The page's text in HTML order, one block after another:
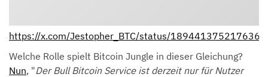
https://x.com/Jestopher_BTC/status/
Welche Rolle spielt Bitcoin Jungle in dieser Gleichung?
Nun, "Der Bull Bitcoin Service ist derzeit nur für Nutzer